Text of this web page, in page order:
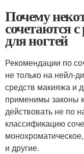
Почему
сочетаются
для ногтей
Рекомендации по
не только на нейл-
средств макияжа и
применимы законы
действовать не по
классификацию
и другие.